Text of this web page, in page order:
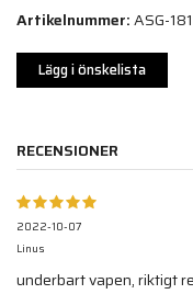
Artikelnummer:ASG-
Lägg i önskelista
RECENSIONER
2022-10-07
Linus
underbart vapen, riktigt